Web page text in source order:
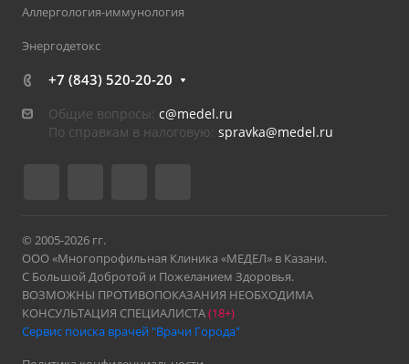
Аллергология-иммунология
Энергодетокс
+7 (843) 520-20-20
Общие вопросы: c@medel.ru
По справкам в налоговую: spravka@medel.ru
© 2005-2026 гг.
ООО «Многопрофильная Клиника «МЕДЕЛ» в Казани.
С Большой Добротой и Пожеланием Здоровья.
ВОЗМОЖНЫ ПРОТИВОПОКАЗАНИЯ НЕОБХОДИМА
КОНСУЛЬТАЦИЯ СПЕЦИАЛИСТА(18+)
Сервис поиска врачей "Врачи Города"